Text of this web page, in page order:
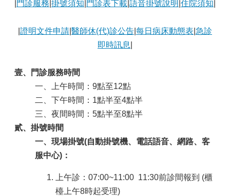
門診服務 掛號須知 門診表下載 語音掛號說明 住院須知
證明文件申請 醫師休(代)診公告 每日病床動態表 急診
即時訊息
壹、門診服務時間
一、上午時間：9點至12點
二、下午時間：1點半至4點半
三、夜間時間：5點半至8點半
貳、掛號時間
一、現場掛號(自動掛號機、電話語音、網路、客
服中心)：
上午診：07:00~11:00 11:30前診間報到 (櫃
檯上午8時起受理)